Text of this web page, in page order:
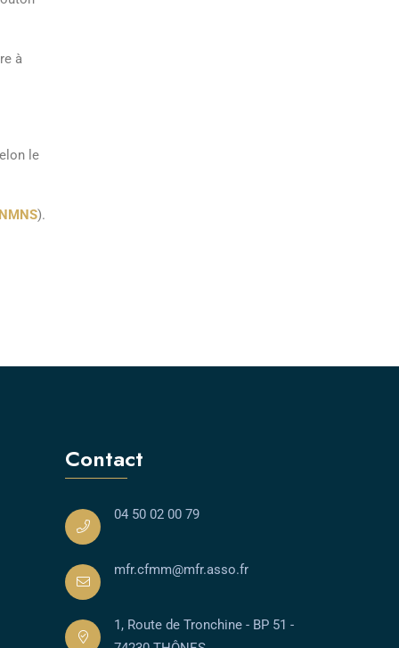
à
le
).
Contact
04 50 02 00 79
mfr.cfmm@mfr.asso.fr
1, Route de Tronchine - BP 51 -